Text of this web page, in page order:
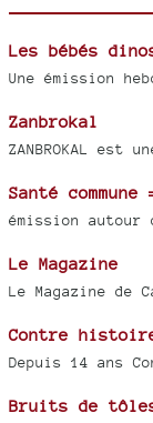
Les bébés
Une émission
Zanbrokal
ZANBROKAL est
Santé
émission autour
Le Magazine
Le Magazine de
Contre
Depuis 14 ans
Bruits de